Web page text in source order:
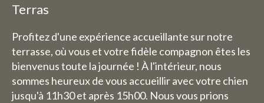
Terras
Profitez d'une expérience accueillante sur notre
terrasse, où vous et votre fidèle compagnon êtes les
bienvenus toute la journée ! À l'intérieur, nous
sommes heureux de vous accueillir avec votre chien
jusqu'à 11h30 et après 15h00. Nous vous prions